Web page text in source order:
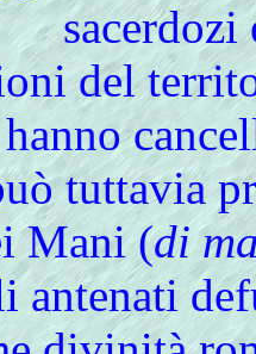
del
tuttavia
Mani (di
antenati